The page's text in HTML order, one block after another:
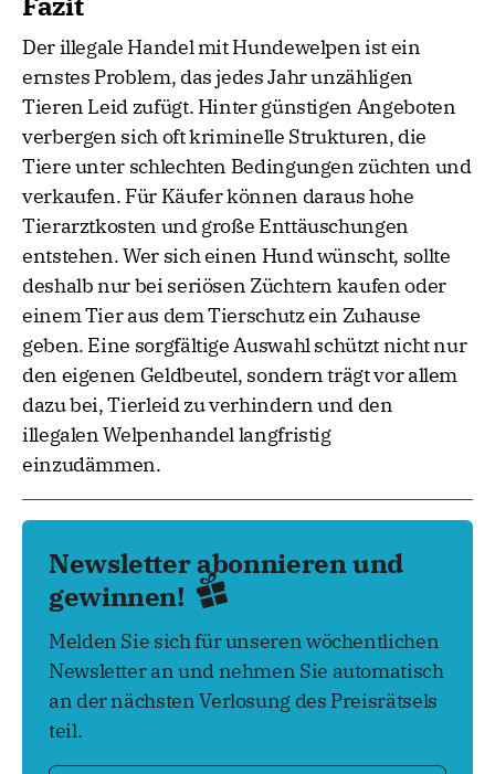
Der illegale Handel mit Hundewelpen ist ein
ernstes Problem, das jedes Jahr unzähligen
Tieren Leid zufügt. Hinter günstigen Angeboten
verbergen sich oft kriminelle Strukturen, die
Tiere unter schlechten Bedingungen züchten und
verkaufen. Für Käufer können daraus hohe
Tierarztkosten und große Enttäuschungen
entstehen. Wer sich einen Hund wünscht, sollte
deshalb nur bei seriösen Züchtern kaufen oder
einem Tier aus dem Tierschutz ein Zuhause
geben. Eine sorgfältige Auswahl schützt nicht nur
den eigenen Geldbeutel, sondern trägt vor allem
dazu bei, Tierleid zu verhindern und den
illegalen Welpenhandel langfristig
einzudämmen.
Newsletter abonnieren und
gewinnen!
Melden Sie sich für unseren wöchentlichen
Newsletter an und nehmen Sie automatisch
an der nächsten Verlosung des Preisrätsels
teil.